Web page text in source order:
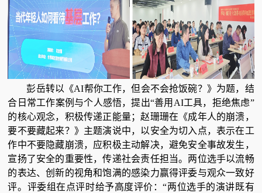
彭岳转以《AI帮你工作，但会不会抢饭碗？》为题，结
合日常工作案例与个人感悟，提出“善用AI工具，拒绝焦虑”
的核心观念，积极传递正能量；赵珊珊在《成年人的崩溃，
要不要藏起来？》主题演说中，以安全为切入点，表示在工
作中不要隐藏崩溃，应积极主动解决，避免安全事故发生，
宣扬了安全的重要性，传递社会责任担当。两位选手以流畅
的表达、创新的视角和饱满的感染力赢得评委与观众一致好
评。评委组在点评时给予高度评价：“两位选手的演讲既有